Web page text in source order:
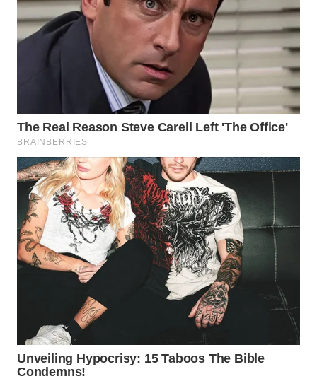
WN
SUMEDANG
WN
KEPULAUAN
SERIBU
WN
TANGERANG
WN
BINJAI
WN
INDRAMAYU